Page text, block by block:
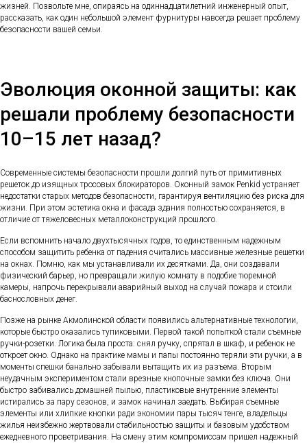
жизней. Позвольте мне, опираясь на одиннадцатилетний инженерный опыт,
рассказать, как один небольшой элемент фурнитуры навсегда решает проблему
безопасности вашей семьи.
Эволюция оконной защиты: как
решали проблему безопасности
10–15 лет назад?
Современные системы безопасности прошли долгий путь от примитивных
решеток до изящных тросовых блокираторов. Оконный замок Penkid устраняет
недостатки старых методов безопасности, гарантируя вентиляцию без риска для
жизни. При этом эстетика окна и фасада здания полностью сохраняется, в
отличие от тяжеловесных металлоконструкций прошлого.
Если вспомнить начало двухтысячных годов, то единственным надежным
способом защитить ребенка от падения считались массивные железные решетки
на окнах. Помню, как мы устанавливали их десятками. Да, они создавали
физический барьер, но превращали жилую комнату в подобие тюремной
камеры, напрочь перекрывали аварийный выход на случай пожара и стоили
баснословных денег.
Позже на рынке Акмолинской области появились альтернативные технологии,
которые быстро оказались тупиковыми. Первой такой попыткой стали съемные
ручки-розетки. Логика была проста: снял ручку, спрятал в шкаф, и ребенок не
откроет окно. Однако на практике мамы и папы постоянно теряли эти ручки, а в
моменты спешки банально забывали вытащить их из разъема. Вторым
неудачным экспериментом стали врезные кнопочные замки без ключа. Они
быстро забивались домашней пылью, пластиковые внутренние элементы
истирались за пару сезонов, и замок начинал заедать. Выбирая съемные
элементы или хлипкие кнопки ради экономии пары тысяч тенге, владельцы
жилья неизбежно жертвовали стабильностью защиты и базовым удобством
ежедневного проветривания. На смену этим компромиссам пришел надежный